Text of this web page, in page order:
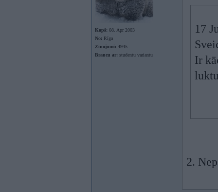
Kopš: 08. Apr 2003
No: Rīga
Ziņojumi: 4945
Braucu ar: studentu variantu
17
Ir
2.